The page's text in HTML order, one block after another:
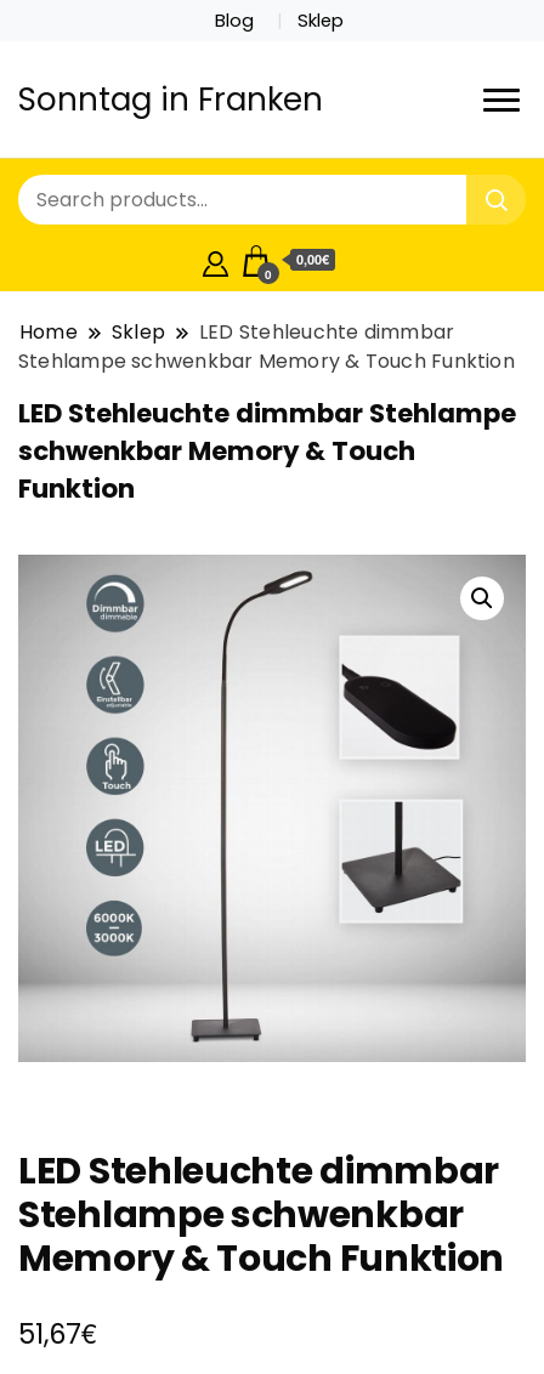
Blog Sklep
Sonntag in Franken
0
0,00€
Home Sklep
LED Stehleuchte dimmbar
Stehlampe schwenkbar Memory & Touch Funktion
LED Stehleuchte dimmbar Stehlampe
schwenkbar Memory & Touch
Funktion
LED Stehleuchte dimmbar
Stehlampe schwenkbar
Memory & Touch Funktion
51,67€